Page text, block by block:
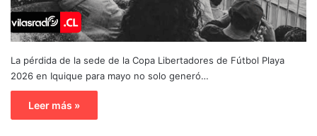
La pérdida de la sede de la Copa Libertadores de Fútbol Playa
2026 en Iquique para mayo no solo generó…
Leer más »